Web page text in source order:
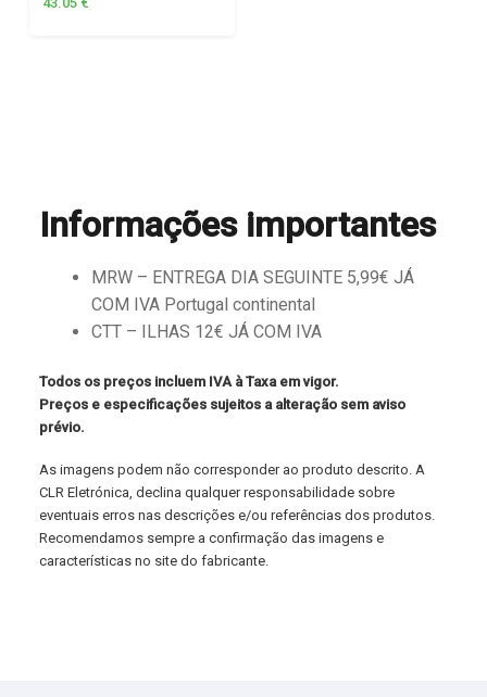
Informações importantes
MRW – ENTREGA DIA SEGUINTE 5,99€ JÁ
COM IVA Portugal continental
CTT – ILHAS 12€ JÁ COM IVA
Todos os preços incluem IVA à Taxa em vigor.
Preços e especificações sujeitos a alteração sem aviso
prévio.
As imagens podem não corresponder ao produto descrito. A
CLR Eletrónica, declina qualquer responsabilidade sobre
eventuais erros nas descrições e/ou referências dos produtos.
Recomendamos sempre a confirmação das imagens e
características no site do fabricante.